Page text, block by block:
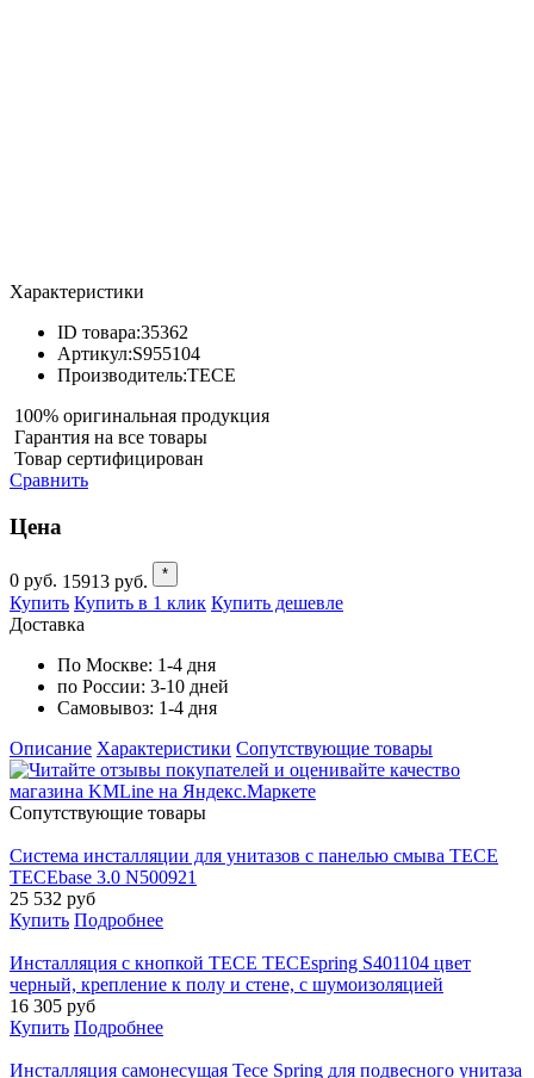
Характеристики
ID товара:35362
Артикул:S955104
Производитель:TECE
100% оригинальная продукция
Гарантия на все товары
Товар сертифицирован
Сравнить
Цена
0 руб. 15913 руб. *
Купить Купить в 1 клик Купить дешевле
Доставка
По Москве: 1-4 дня
по России: 3-10 дней
Самовывоз: 1-4 дня
Описание Характеристики Cопутствующие товары
Cопутствующие товары
Система инсталляции для унитазов с панелью смыва TECE
TECEbase 3.0 N500921
25 532 руб
Купить Подробнее
Инсталляция с кнопкой TECE TECEspring S401104 цвет
черный, крепление к полу и стене, с шумоизоляцией
16 305 руб
Купить Подробнее
Инсталляция самонесущая Tece Spring для подвесного унитаза